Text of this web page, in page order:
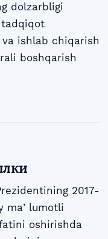
dolzarbligi
tadqiqot
ishlab chiqarish
boshqarish
2017-
maʼlumotli
oshirishda